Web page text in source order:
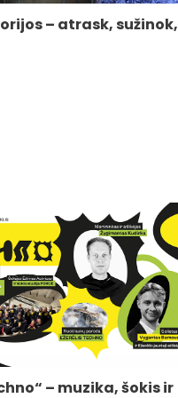
– atrask, sužinok,
– muzika, šokis ir